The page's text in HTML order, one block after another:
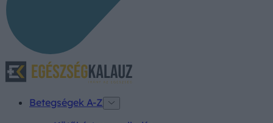
Betegségek A-Z